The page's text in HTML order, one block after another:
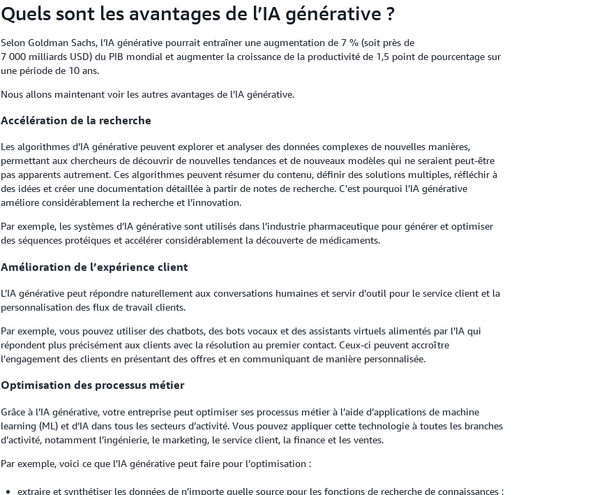
Quels sont les avantages de l’IA générative ?
Selon Goldman Sachs, l’IA générative pourrait entraîner une augmentation de 7 % (soit près de
7 000 milliards USD) du PIB mondial et augmenter la croissance de la productivité de 1,5 point de pourcentage sur
une période de 10 ans.
Nous allons maintenant voir les autres avantages de l’IA générative.
Accélération de la recherche
Les algorithmes d’IA générative peuvent explorer et analyser des données complexes de nouvelles manières,
permettant aux chercheurs de découvrir de nouvelles tendances et de nouveaux modèles qui ne seraient peut-être
pas apparents autrement. Ces algorithmes peuvent résumer du contenu, définir des solutions multiples, réfléchir à
des idées et créer une documentation détaillée à partir de notes de recherche. C’est pourquoi l’IA générative
améliore considérablement la recherche et l’innovation.
Par exemple, les systèmes d’IA générative sont utilisés dans l’industrie pharmaceutique pour générer et optimiser
des séquences protéiques et accélérer considérablement la découverte de médicaments.
Amélioration de l’expérience client
L’IA générative peut répondre naturellement aux conversations humaines et servir d’outil pour le service client et la
personnalisation des flux de travail clients.
Par exemple, vous pouvez utiliser des chatbots, des bots vocaux et des assistants virtuels alimentés par l’IA qui
répondent plus précisément aux clients avec la résolution au premier contact. Ceux-ci peuvent accroître
l’engagement des clients en présentant des offres et en communiquant de manière personnalisée.
Optimisation des processus métier
Grâce à l’IA générative, votre entreprise peut optimiser ses processus métier à l’aide d’applications de machine
learning (ML) et d’IA dans tous les secteurs d’activité. Vous pouvez appliquer cette technologie à toutes les branches
d’activité, notamment l’ingénierie, le marketing, le service client, la finance et les ventes.
Par exemple, voici ce que l’IA générative peut faire pour l’optimisation :
extraire et synthétiser les données de n’importe quelle source pour les fonctions de recherche de connaissances ;